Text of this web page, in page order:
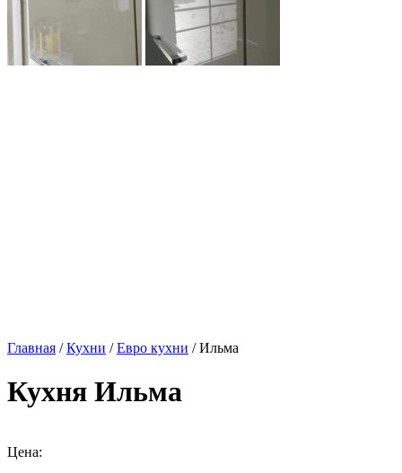
Главная /Кухни /Евро кухни / Ильма
Кухня Ильма
Цена: